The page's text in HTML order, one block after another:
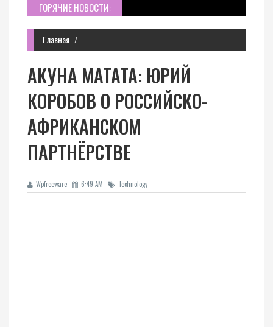
ГОРЯЧИЕ НОВОСТИ:
Главная
АКУНА МАТАТА: ЮРИЙ
КОРОБОВ О РОССИЙСКО-
АФРИКАНСКОМ
ПАРТНЁРСТВЕ
Wpfreeware 6:49 AM Technology